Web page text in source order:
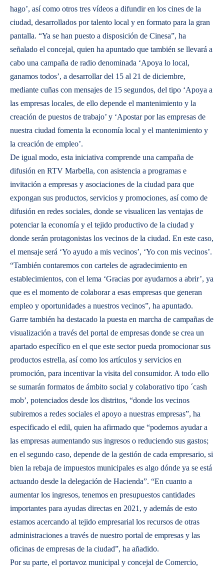
hago’, así como otros tres vídeos a difundir en los cines de la
ciudad, desarrollados por talento local y en formato para la gran
pantalla. “Ya se han puesto a disposición de Cinesa”, ha
señalado el concejal, quien ha apuntado que también se llevará a
cabo una campaña de radio denominada ‘Apoya lo local,
ganamos todos’, a desarrollar del 15 al 21 de diciembre,
mediante cuñas con mensajes de 15 segundos, del tipo ‘Apoya a
las empresas locales, de ello depende el mantenimiento y la
creación de puestos de trabajo’ y ‘Apostar por las empresas de
nuestra ciudad fomenta la economía local y el mantenimiento y
la creación de empleo’.
De igual modo, esta iniciativa comprende una campaña de
difusión en RTV Marbella, con asistencia a programas e
invitación a empresas y asociaciones de la ciudad para que
expongan sus productos, servicios y promociones, así como de
difusión en redes sociales, donde se visualicen las ventajas de
potenciar la economía y el tejido productivo de la ciudad y
donde serán protagonistas los vecinos de la ciudad. En este caso,
el mensaje será ‘Yo ayudo a mis vecinos’, ‘Yo con mis vecinos’.
“También contaremos con carteles de agradecimiento en
establecimientos, con el lema ‘Gracias por ayudarnos a abrir’, ya
que es el momento de colaborar a esas empresas que generan
empleo y oportunidades a nuestros vecinos”, ha apuntado.
Garre también ha destacado la puesta en marcha de campañas de
visualización a través del portal de empresas donde se crea un
apartado específico en el que este sector pueda promocionar sus
productos estrella, así como los artículos y servicios en
promoción, para incentivar la visita del consumidor. A todo ello
se sumarán formatos de ámbito social y colaborativo tipo ´cash
mob’, potenciados desde los distritos, “donde los vecinos
subiremos a redes sociales el apoyo a nuestras empresas”, ha
especificado el edil, quien ha afirmado que “podemos ayudar a
las empresas aumentando sus ingresos o reduciendo sus gastos;
en el segundo caso, depende de la gestión de cada empresario, si
bien la rebaja de impuestos municipales es algo dónde ya se está
actuando desde la delegación de Hacienda”. “En cuanto a
aumentar los ingresos, tenemos en presupuestos cantidades
importantes para ayudas directas en 2021, y además de esto
estamos acercando al tejido empresarial los recursos de otras
administraciones a través de nuestro portal de empresas y las
oficinas de empresas de la ciudad”, ha añadido.
Por su parte, el portavoz municipal y concejal de Comercio,